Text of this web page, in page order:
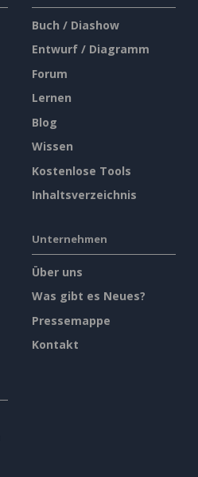
Buch / Diashow
Entwurf / Diagramm
Forum
Lernen
Blog
Wissen
Kostenlose Tools
Inhaltsverzeichnis
Unternehmen
Über uns
Was gibt es Neues?
Pressemappe
Kontakt